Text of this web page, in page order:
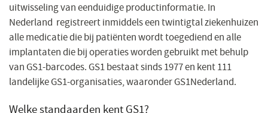
uitwisseling van eenduidige productinformatie. In
Nederland registreert inmiddels een twintigtal ziekenhuizen
alle medicatie die bij patiënten wordt toegediend en alle
implantaten die bij operaties worden gebruikt met behulp
van GS1-barcodes. GS1 bestaat sinds 1977 en kent 111
landelijke GS1-organisaties, waaronder GS1Nederland.​
Welke standaarden kent GS1?